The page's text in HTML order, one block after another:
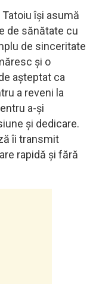
își asumă
de sănătate cu
de sinceritate
și o
așteptat ca
a reveni la
a-și
și dedicare.
îi transmit
rapidă și fără